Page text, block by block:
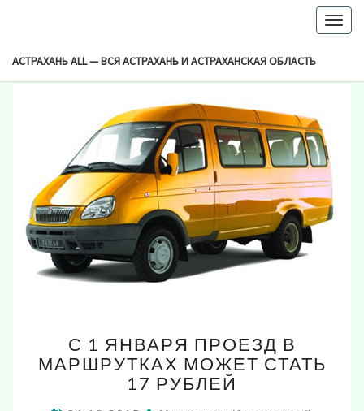
АСТРАХАНЬ ALL — ВСЯ АСТРАХАНЬ И АСТРАХАНСКАЯ ОБЛАСТЬ
Метка:Проезд В Маршрутках
1
ЯНВАРЯ
ПРОЕЗД
С 1 ЯНВАРЯ ПРОЕЗД В
МАРШРУТКАХ МОЖЕТ СТАТЬ
17 РУБЛЕЙ